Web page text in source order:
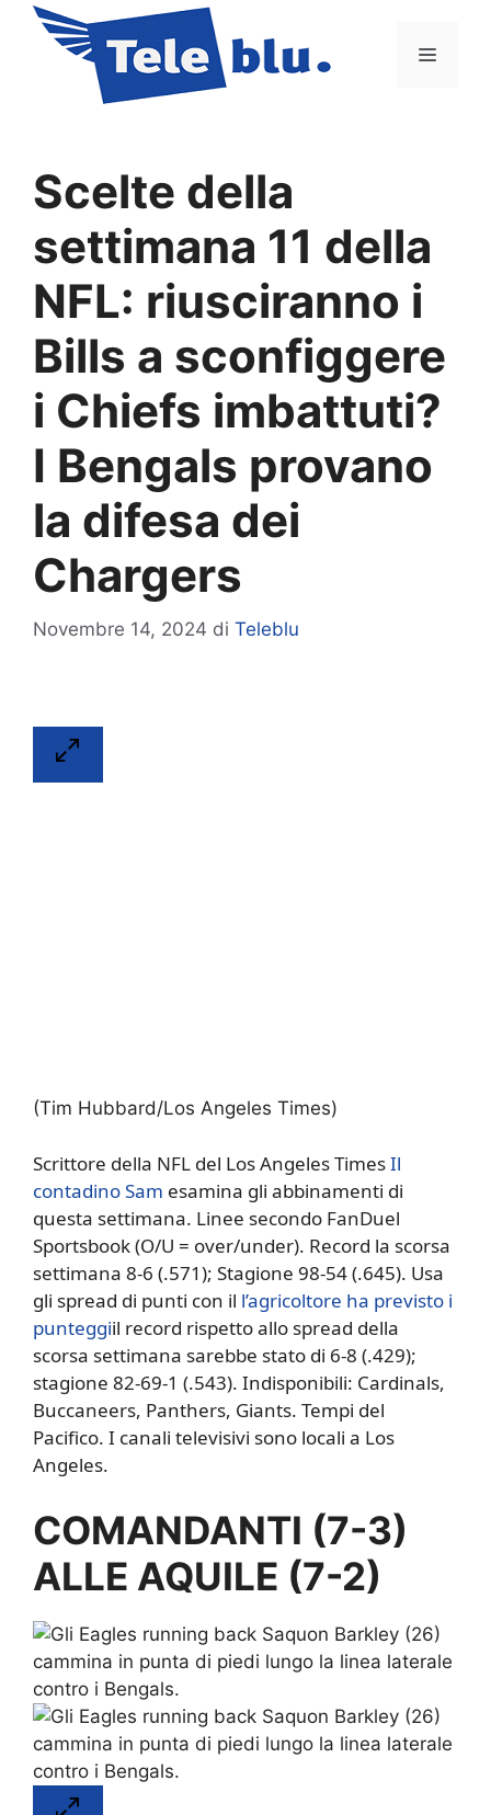
contenuto
Menu
Scelte della
settimana 11 della
NFL: riusciranno i
Bills a sconfiggere
i Chiefs imbattuti?
I Bengals provano
la difesa dei
Chargers
Novembre 14, 2024 di Teleblu
(Tim Hubbard/Los Angeles Times)
Scrittore della NFL del Los Angeles TimesIl
contadino Sam esamina gli abbinamenti di
questa settimana. Linee secondo FanDuel
Sportsbook (O/U = over/under). Record la scorsa
settimana 8-6 (.571); Stagione 98-54 (.645). Usa
gli spread di punti con il l’agricoltore ha previsto i
punteggiil record rispetto allo spread della
scorsa settimana sarebbe stato di 6-8 (.429);
stagione 82-69-1 (.543). Indisponibili: Cardinals,
Buccaneers, Panthers, Giants. Tempi del
Pacifico. I canali televisivi sono locali a Los
Angeles.
COMANDANTI (7-3)
ALLE AQUILE (7-2)